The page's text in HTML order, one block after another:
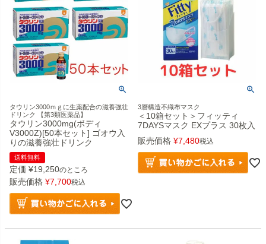
タウリン3000ｍｇに生薬配合の滋養強壮
ドリンク 【第3類医薬品】
タウリン3000mg(ボディ
V3000Z)[50本セット] ゴオウ入
りの滋養強壮ドリンク
送料無料
定価 ¥19,250のところ
販売価格 ¥7,700税込
3層構造不織布マスク
＜10箱セット＞フィッティ
7DAYSマスク EXプラス 30枚入
販売価格 ¥7,480税込